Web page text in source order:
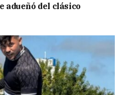
adueñó del clásico